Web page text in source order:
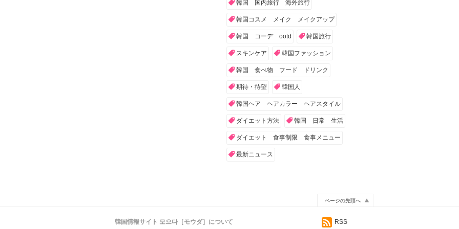
韓国 国内旅行 海外旅行
韓国コスメ メイク メイクアップ
韓国 コーデ ootd 韓国旅行
スキンケア 韓国ファッション
韓国 食べ物 フード ドリンク
期待・待望 韓国人
韓国ヘア ヘアカラー ヘアスタイル
ダイエット方法 韓国 日常 生活
ダイエット 食事制限 食事メニュー
最新ニュース
ページの先頭へ
韓国情報サイト 모으다［モウダ］について RSS